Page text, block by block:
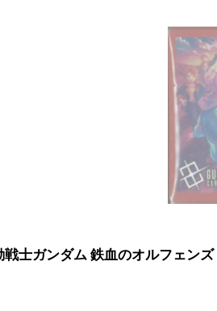
士ガンダム 鉄血のオルフェンズ